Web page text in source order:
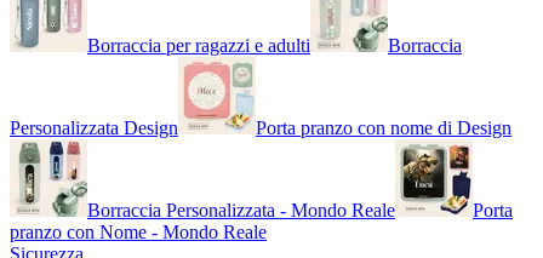
Borraccia per ragazzi e adulti Borraccia
Personalizzata Design Porta pranzo con nome di Design
Borraccia Personalizzata - Mondo Reale
Porta
pranzo con Nome - Mondo Reale
Sicurezza